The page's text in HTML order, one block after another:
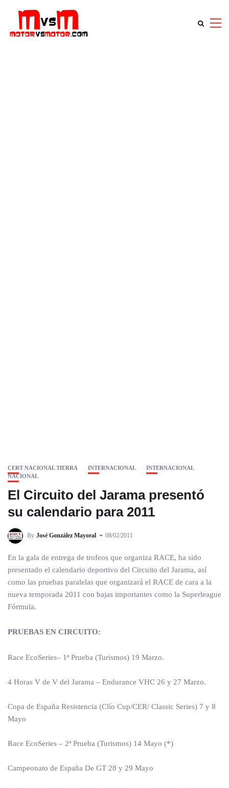
CERT NACIONAL TIERRA INTERNACIONAL
INTERNACIONAL
NACIONAL
El Circuito del Jarama presentó
su calendario para 2011
By José González Mayoral 08/02/2011
En la gala de entrega de trofeos que organiza RACE, ha sido
presentado el calendario deportivo del Circuito del Jarama, así
como las pruebas paralelas que organizará el RACE de cara a la
nueva temporada 2011 con bajas importantes como la Superleague
Fórmula.
PRUEBAS EN CIRCUITO:
Race EcoSeries– 1ª Prueba (Turismos) 19 Marzo.
4 Horas V de V del Jarama – Endurance VHC 26 y 27 Marzo.
Copa de España Resistencia (Clío Cup/CER/ Classic Series) 7 y 8
Mayo
Race EcoSeries – 2ª Prueba (Turismos) 14 Mayo (*)
Campeonato de España De GT 28 y 29 Mayo